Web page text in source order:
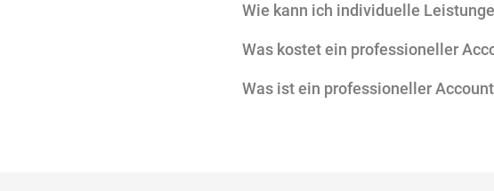
Wie kann ich individuelle
Was kostet ein professioneller
Was ist ein professioneller